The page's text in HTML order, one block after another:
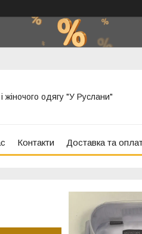
жіночого одягу "У Руслани"
Контакти Доставка та